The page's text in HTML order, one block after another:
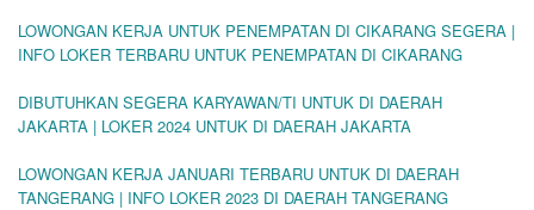
LOWONGAN KERJA UNTUK PENEMPATAN DI CIKARANG SEGERA |
INFO LOKER TERBARU UNTUK PENEMPATAN DI CIKARANG
DIBUTUHKAN SEGERA KARYAWAN/TI UNTUK DI DAERAH
JAKARTA | LOKER 2024 UNTUK DI DAERAH JAKARTA
LOWONGAN KERJA JANUARI TERBARU UNTUK DI DAERAH
TANGERANG | INFO LOKER 2023 DI DAERAH TANGERANG